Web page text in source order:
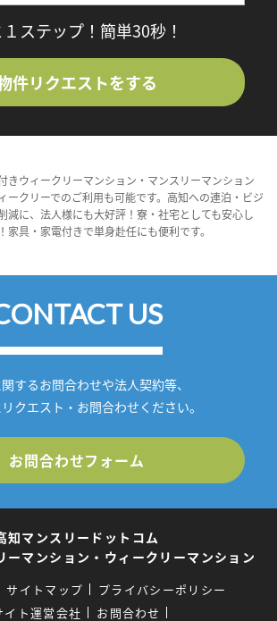
ステップ！簡単30秒！
件リクエストをする
きウィークリーマンション・マンスリーマンション
ークリーでのご利用も可能です。高知への連泊・ビジ
減に、法人様にも大好評！寮・社宅としても安心し
家具・家電付きで単身赴任にも便利です。
US
するお問合わせや法人契約等、
クエスト・お問合わせください。
お問合わせフォーム
知マンスリードットコム
ーマンション・ウィークリーマンション
サイトマップ
プライバシーポリシー
イト運営会社
お問合わせ